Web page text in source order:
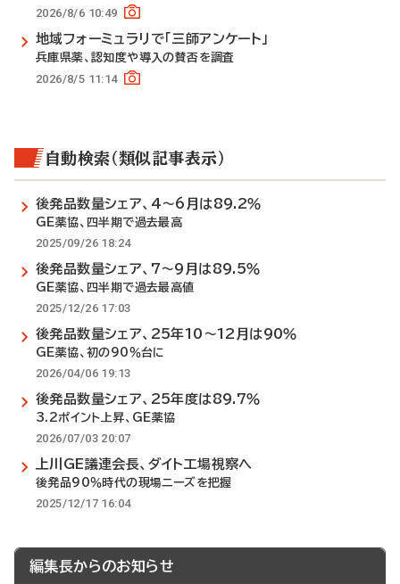
2026/8/6 10:49
地域フォーミュラリで「三師アンケート」
兵庫県薬、認知度や導入の賛否を調査
2026/8/5 11:14
自動検索（類似記事表示）
後発品数量シェア、4～6月は89.2％
GE薬協、四半期で過去最高
2025/09/26 18:24
後発品数量シェア、7～9月は89.5％
GE薬協、四半期で過去最高値
2025/12/26 17:03
後発品数量シェア、25年10～12月は90％
GE薬協、初の90％台に
2026/04/06 19:13
後発品数量シェア、25年度は89.7％
3.2ポイント上昇、GE薬協
2026/07/03 20:07
上川GE議連会長、ダイト工場視察へ
後発品90％時代の現場ニーズを把握
2025/12/17 16:04
編集長からのお知らせ